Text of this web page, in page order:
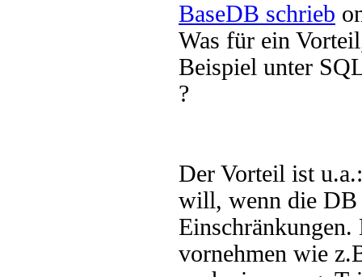
BaseDB schrieb
Was für ein
Beispiel unter
?
Der Vorteil ist
will, wenn die
Einschränkungen.
vornehmen wie